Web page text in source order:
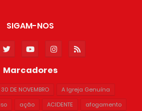
SIGAM-NOS
Marcadores
30 DE NOVEMBRO
A Igreja Genuína
ação ACIDENTE
afogamento